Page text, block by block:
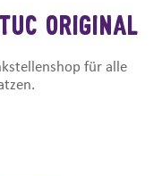
ORIGINAL
für alle